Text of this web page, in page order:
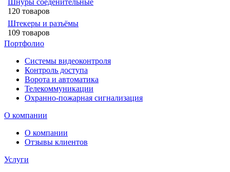
Шнуры соеденительные
120 товаров
Штекеры и разъёмы
109 товаров
Портфолио
Системы видеоконтроля
Контроль доступа
Ворота и автоматика
Телекоммуникации
Охранно-пожарная сигнализация
О компании
О компании
Отзывы клиентов
Услуги